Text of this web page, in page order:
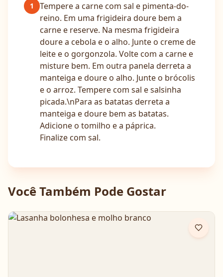
1
Tempere a carne com sal e pimenta-do-
reino. Em uma frigideira doure bem a
carne e reserve. Na mesma frigideira
doure a cebola e o alho. Junte o creme de
leite e o gorgonzola. Volte com a carne e
misture bem. Em outra panela derreta a
manteiga e doure o alho. Junte o brócolis
e o arroz. Tempere com sal e salsinha
picada.\nPara as batatas derreta a
manteiga e doure bem as batatas.
Adicione o tomilho e a páprica.
Finalize com sal.
Você Também Pode Gostar